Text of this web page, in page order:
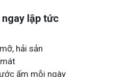
lập tức
hải sản
ấm mỗi ngày